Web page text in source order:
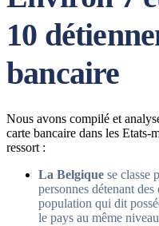
10
bancaire
Nous avons compilé et
carte bancaire dans les Etats-
ressort :
La Belgique se classe
personnes détenant
population qui dit
le pays au même